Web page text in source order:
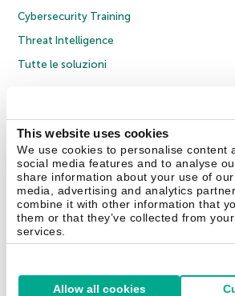
This website uses cookies
We use cookies to personalise content
social media features and to analyse
share information about your use of
media, advertising and analytics
combine it with other information that
them or that they’ve collected from
services.
Allow all cookies
Cybersecurity Training
Threat Intelligence
Tutte le soluzioni
Policy anticorruzione
Contratto di licenza B2C
Cookies
Contatti Chi siamo Partner Blog Centro
Securelist Eugene Personal Blog Encyclopedia